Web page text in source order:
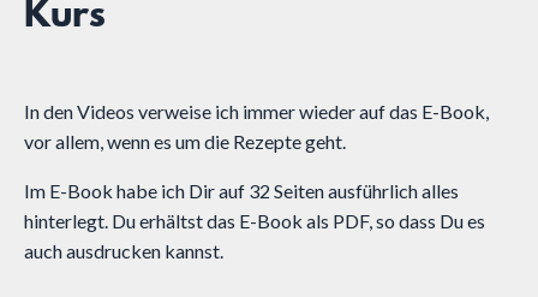
Kurs
In den Videos verweise ich immer wieder auf das E-Book,
vor allem, wenn es um die Rezepte geht.
Im E-Book habe ich Dir auf 32 Seiten ausführlich alles
hinterlegt. Du erhältst das E-Book als PDF, so dass Du es
auch ausdrucken kannst.